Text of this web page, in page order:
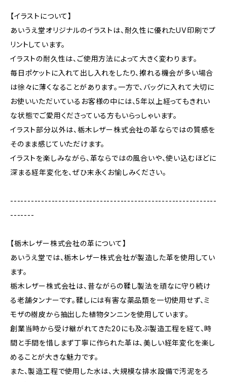
【イラストについて】
あいうえ堂オリジナルのイラストは、耐久性に優れたUV印刷でプ
リントしています。
イラストの耐久性は、ご使用方法によって大きく変わります。
毎日ポケットに入れて出し入れをしたり、擦れる機会が多い場合
は徐々に薄くなることがあります。一方で、バッグに入れて大切に
お使いいただいているお客様の中には、5年以上経ってもきれい
な状態でご愛用くださっている方もいらっしゃいます。
イラスト部分以外は、栃木レザー株式会社の革ならではの質感を
そのまま感じていただけます。
イラストを楽しみながら、革ならではの風合いや、使い込むほどに
深まる経年変化を、ぜひ末永くお愉しみください。
------------------------------------------------------------
-------
【栃木レザー株式会社の革について】
あいうえ堂では、栃木レザー株式会社が製造した革を使用してい
ます。
栃木レザー株式会社は、昔ながらの鞣し製法を頑なに守り続け
る老舗タンナーです。鞣しには有害な薬品類を一切使用せず、ミ
モザの樹皮から抽出した植物タンニンを使用しています。
創業当時から受け継がれてきた20にも及ぶ製造工程を経て、時
間と手間を惜しまず丁寧に作られた革は、美しい経年変化を楽し
めることが大きな魅力です。
また、製造工程で使用した水は、大規模な排水設備で汚泥をろ